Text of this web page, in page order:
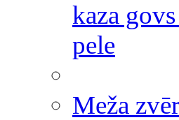
kaza
pele
Meža